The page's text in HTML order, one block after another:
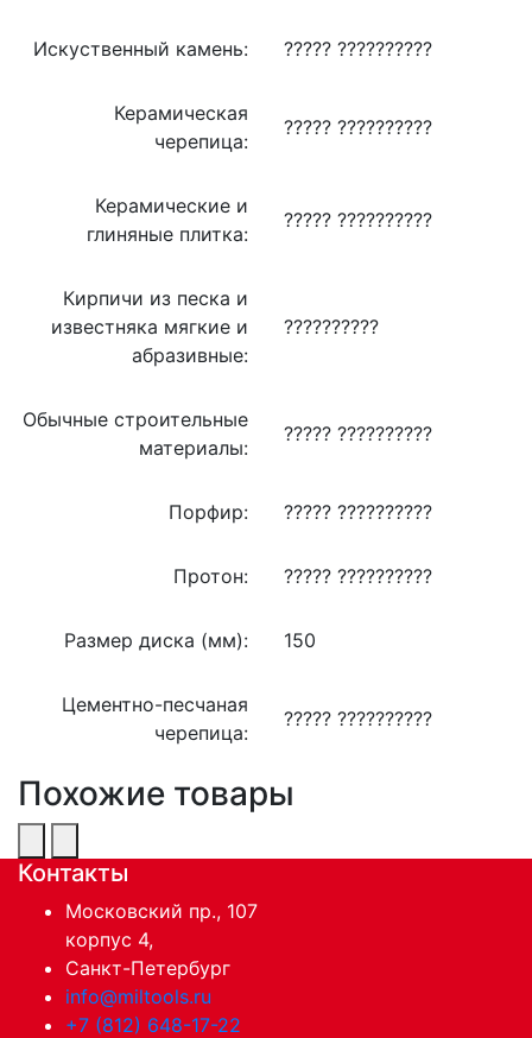
Искуственный камень: ????? ??????????
Керамическая
черепица:
????? ??????????
Керамические и
глиняные плитка:
????? ??????????
Кирпичи из песка и
известняка мягкие и
абразивные:
??????????
Обычные строительные
материалы:
????? ??????????
Порфир: ????? ??????????
Протон: ????? ??????????
Размер диска (мм): 150
Цементно-песчаная
черепица:
????? ??????????
Похожие товары
Контакты
Московский пр., 107
корпус 4,
Санкт-Петербург
info@miltools.ru
+7 (812) 648-17-22